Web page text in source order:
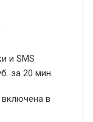
и SMS
за 20 мин.
в